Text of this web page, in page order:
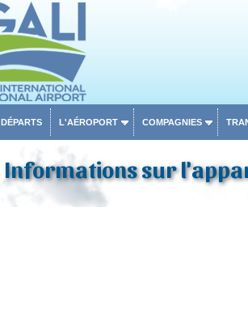
DÉPARTS L'AÉROPORT COMPAGNIES
Informations sur